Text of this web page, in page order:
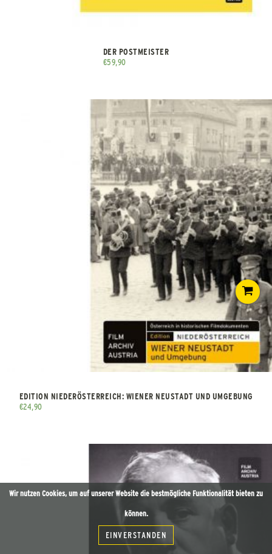
DER POSTMEISTER
€59,90
EDITION NIEDERÖSTERREICH: WIENER NEUSTADT UND UMGEBUNG
€24,90
Wir nutzen Cookies, um auf unserer Website die bestmögliche Funktionalität bieten zu
können.
EINVERSTANDEN